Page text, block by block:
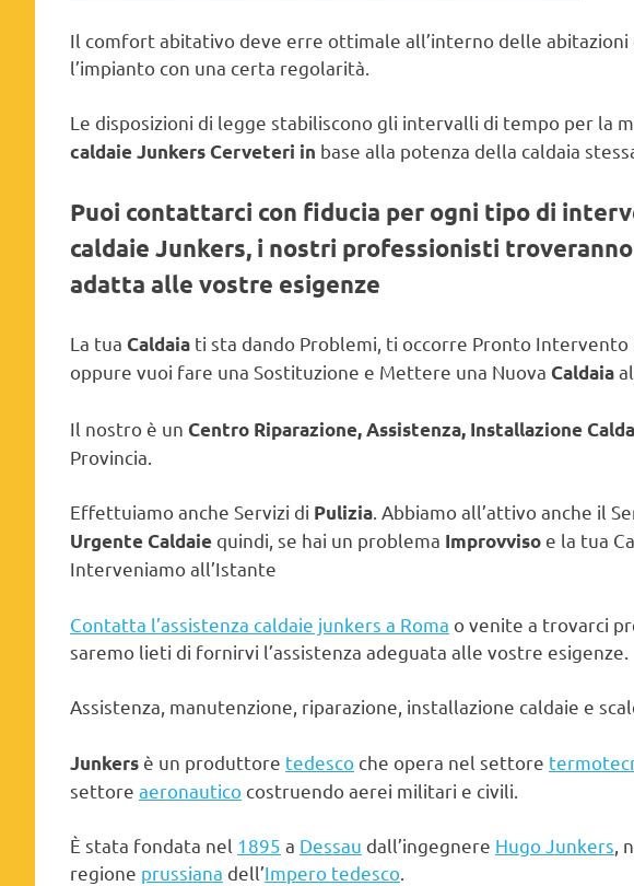
Il comfort abitativo deve erre ottimale all’interno delle
l’impianto con una certa regolarità.
Le disposizioni di legge stabiliscono gli intervalli di tempo per la
caldaie Junkers Cerveteri in base alla potenza della caldaia
Puoi contattarci con fiducia per ogni tipo di
caldaie Junkers, i nostri professionisti
adatta alle vostre esigenze
La tua Caldaia ti sta dando Problemi, ti occorre Pronto Intervento
oppure vuoi fare una Sostituzione e Mettere una Nuova Caldaia
Il nostro è un Centro Riparazione, Assistenza, Installazione
Provincia.
Effettuiamo anche Servizi di Pulizia. Abbiamo all’attivo anche il
Urgente Caldaie quindi, se hai un problema Improvviso e la tua
Interveniamo all’Istante
Contatta l’assistenza caldaie junkers a Roma o venite a trovarci
saremo lieti di fornirvi l’assistenza adeguata alle vostre esigenze.
Assistenza, manutenzione, riparazione, installazione caldaie e
Junkers è un produttore tedesco che opera nel settore
settore aeronautico costruendo aerei militari e civili.
È stata fondata nel 1895 a Dessau dall’ingegnere Hugo Junkers,
regione prussiana dell’Impero tedesco.